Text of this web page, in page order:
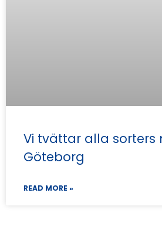
Vi tvättar alla sorters
Göteborg
READ MORE »